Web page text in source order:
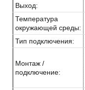
Выход:
Температура
окружающей среды:
Тип подключения:
Монтаж /
подключение: